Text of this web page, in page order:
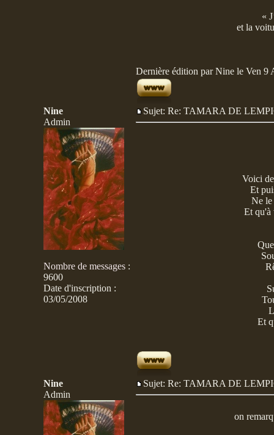
«
et la
Dernière édition par Nine le Ven 9
Nine
Admin
Nombre de messages :
9600
Date d'inscription :
03/05/2008
Sujet: Re: TAMARA DE
Voici
Et
Ne le
Et qu'à
Et
Nine
Admin
Sujet: Re: TAMARA DE
on